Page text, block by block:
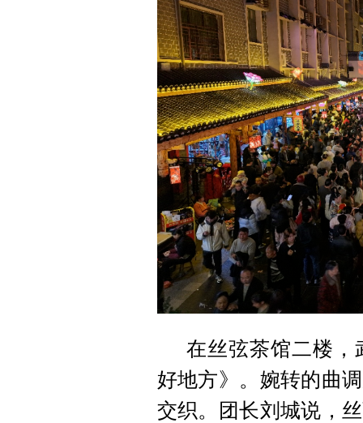
在丝弦茶馆二楼，
好地方》。婉转的曲
交织。团长刘城说，